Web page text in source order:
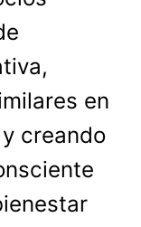
en
creando